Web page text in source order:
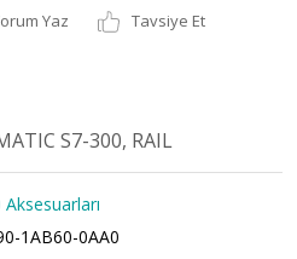
Yaz
Tavsiye Et
S7-300, RAIL
1AB60-0AA0